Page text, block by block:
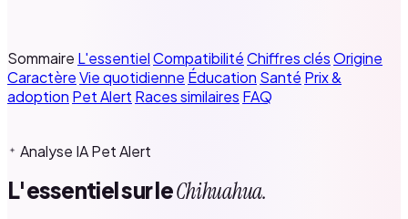
Sommaire L'essentielCompatibilitéChiffres clésOrigine
CaractèreVie quotidienne Éducation Santé Prix &
adoption Pet Alert Races similaires FAQ
Analyse IA Pet Alert
L'essentiel sur leChihuahua.